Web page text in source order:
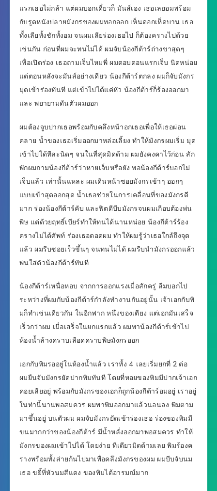
แรกเธอไม่กล้า แต่ผมบอกเดี๋ยวก็ มันส์เอง เธอเลยอมพร้อม
กับรูดหนังปลายมังกรของผมทอกออก เห็นดอกเห็ดบาน เธอ
ทั้งเลียทั้งชักทั้งอม จนผมเลียร่องเธอไป ก็ต้องครางไปด้วย
เช่นกัน ก่อนที่ผมจะทนไม่ได้ ผมจับน้องกีต้าร์ถ่างขาสุดๆ
เพื่อเปิดร่อง เธอถามเจ็บไหมพี่ ผมตอบตอนแรกเจ็บ นิดหน่อย
แต่ตอนหลังจะมันส์อย่างเดียว น้องกีต้าร์ตกลง ผมก็จับมังกร
มุดเข้าร่องทันที แต่เข้าไปได้แค่หัว น้องกีต้าร์ก็ร้องออกมา
และ พยายามดันตัวผมออก
ผมต้องจูบปากเธอพร้อมกับคลึงหน้าอกเธอเพื่อให้เธอผ่อน
คลาย น้ำของเธอเริ่มออกมาหล่อเลี้ยง ทำให้มังกรผมเริ่ม มุด
เข้าไปได้ทีละนิดๆ จนในที่สุดมิดด้าม ผมยังคงคาไว้ก่อน สัก
พักผมถามน้องกีต้าร์ว่าหายเจ็บหรือยัง พอน้องกีต้าร์บอกไม่
เจ็บแล้ว เท่านั้นแหละ ผมเดินหน้าซอยมังกรเข้าๆ ออกๆ
แบบเข้าสุดออกสุด น้ำเธอช่วยในการเคลื่อนที่ของมังกรดี
มาก ร่องน้องกีต้าร์คับ และฟิตดีบีบมังกรจนผมเกือบต้องพ่น
พิษ แต่ด้วยฤทธิ์เบียร์ทำให้ทนได้นานหน่อย น้องกีต้าร์ร้อง
ครางไม่ได้ศัพท์ ร่องเธอตอดผม ทำให้ผมรู้ว่าเธอใกล้ถึงจุด
แล้ว ผมรีบซอยเร็วขึ้นๆ จนทนไม่ได้ ผมรีบนำมังกรออกแล้ว
พ่นใส่ตัวน้องกีต้าร์ทันที
น้องกีต้าร์เหนื่อหอบ จากการออกแรงเมื่อสักครู่ ลืมบอกไป
ระหว่างที่ผมกับน้องกีต้าร์กำลังทำงานกันอยู่นั้น เจ้าเอกกับพิ
มก็ทำเช่นเดียวกัน ในอีกฟาก หนึ่งของเตียง แต่เอกมันเสร็จ
เร็วกว่าผม เมื่อเสร็จในยกแรกแล้ว ผมพาน้องกีต้าร์เข้าไป
ห้องน้ำล้างคราบเลือดคราบพิษมังกรออก
เอกกับพิมรออยู่ในห้องน้ำแล้ว เราทั้ง 4 เลยเริ่มยกที่ 2 ต่อ
ผมยืนจับมังกรยัดปากพิมทันที โดยที่หอยของพิมมีปากเจ้าเอก
คอยเลียอยู่ พร้อมกับมังกรของเอกก็ถูกน้องกีต้าร์อมอยู่ เราอยู่
ในท่านี้นานพอสมควร ผมพาพิมออกมาแล้วนอนลง พิมตาม
มาขึ้นอยู่ บนตัวผม ผมจับมังกรยัดเข้าร่องเธอ ร่องของพิมมี
ขนมากกว่าของน้องกีต้าร์ มีน้ำหลั่งออกมาพอสมควร ทำให้
มังกรของผมเข้าไปได้ โดยง่าย ทีเดียวมิดด้ามเลย พิมร้องค
รางพร้อมทั้งส่ายก้นไปมาเพื่อคลึงมังกรของผม ผมบีบจับนม
เธอ ขยี้ที่หัวนมสีแดง ของพิมได้อารมณ์มาก